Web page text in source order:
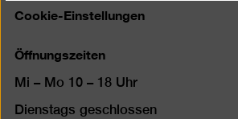
Cookie-Einstellungen
Öffnungszeiten
Mi – Mo 10 – 18 Uhr
Dienstags geschlossen